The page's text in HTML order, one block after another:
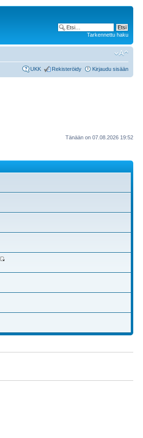
Tarkennettu haku
UKK Rekisteröidy Kirjaudu sisään
Tänään on 07.08.2026 19:52